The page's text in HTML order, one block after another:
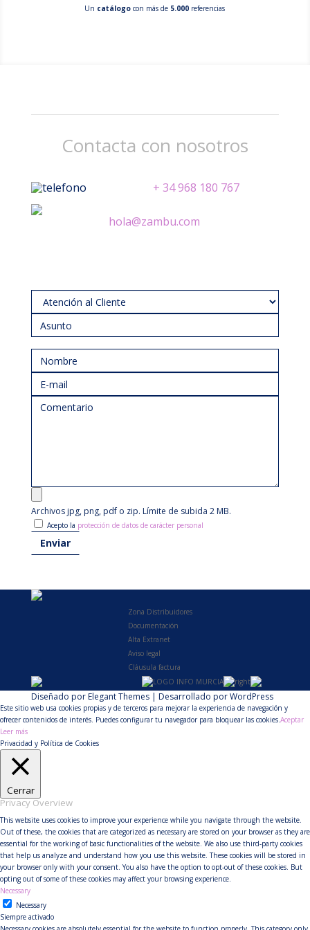
Un catálogo con más de 5.000 referencias
Contacta con nosotros
+ 34 968 180 767
hola@zambu.com
Archivos jpg, png, pdf o zip. Límite de subida 2 MB.
Acepto la protección de datos de carácter personal
Zona Distribuidores
Documentación
Alta Extranet
Aviso legal
Cláusula factura
Diseñado porElegant Themes| Desarrollado porWordPress
Este sitio web usa cookies propias y de terceros para mejorar la experiencia de navegación y
ofrecer contenidos de interés. Puedes configurar tu navegador para bloquear las cookies.Aceptar
Leer más
Privacidad y Política de Cookies
Cerrar
Privacy Overview
This website uses cookies to improve your experience while you navigate through the website.
Out of these, the cookies that are categorized as necessary are stored on your browser as they are
essential for the working of basic functionalities of the website. We also use third-party cookies
that help us analyze and understand how you use this website. These cookies will be stored in
your browser only with your consent. You also have the option to opt-out of these cookies. But
opting out of some of these cookies may affect your browsing experience.
Necessary
Necessary
Siempre activado